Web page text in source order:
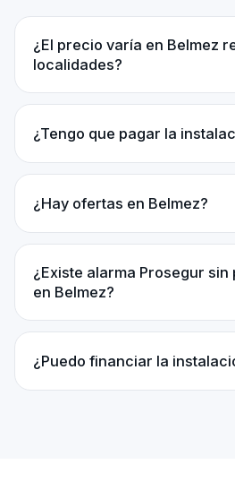
¿El precio varía en Belmez
localidades?
¿Tengo que pagar la
¿Hay ofertas en Belmez?
¿Existe alarma Prosegur
en Belmez?
¿Puedo financiar la